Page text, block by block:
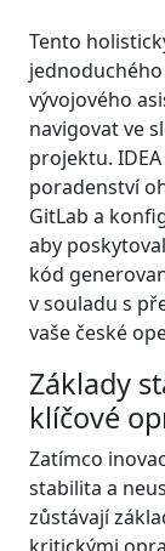
Tento
vývojového
navigovat ve
projektu.
poradenství
GitLab a
aby
kód
v souladu s
vaše české
Základy
klíčové
Zatímco
stabilita a
zůstávají
kritickými